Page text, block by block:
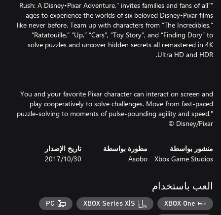
"“Rush: A Disney•Pixar Adventure,” invites families and fans of all
ages to experience the worlds of six beloved Disney•Pixar films
like never before. Team up with characters from “The Incredibles,”
“Ratatouille,” “Up,” “Cars”, “Toy Story”, and “Finding Dory” to
solve puzzles and uncover hidden secrets all remastered in 4K
You and your favorite Pixar character can interact on screen and
play cooperatively to solve challenges. Move from fast-paced
puzzle-solving to moments of pulse-pounding agility and speed."
© Disney/Pixar
منشور بواسطة
Xbox Game Studios
مطورة بواسطة
Asobo
تاريخ الإصدار
30‏/10‏/2017
العب باستخدام
XBOX One
XBOX Series X|S
PC